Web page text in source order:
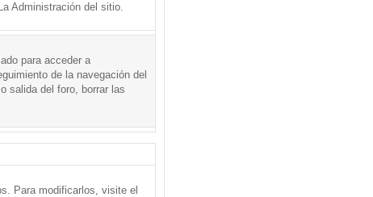
Administración del sitio.
para acceder a
de la navegación del
salida del foro, borrar las
Para modificarlos, visite el